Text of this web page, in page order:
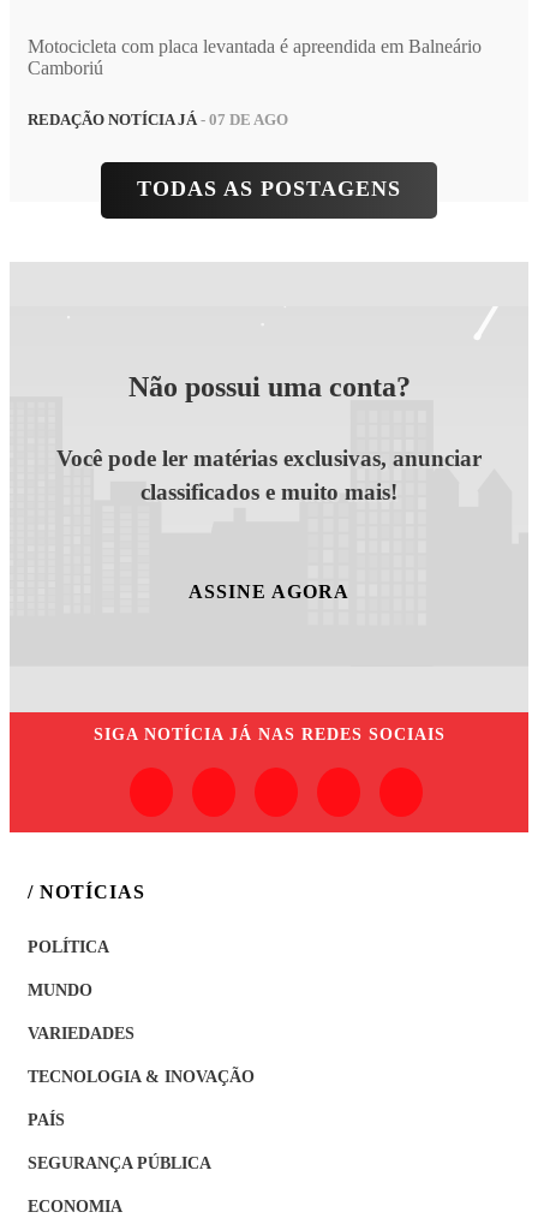
Motocicleta com placa levantada é apreendida em Balneário
Camboriú
REDAÇÃO NOTÍCIA JÁ - 07 DE AGO
TODAS AS POSTAGENS
Não possui uma conta?
Você pode ler matérias exclusivas, anunciar
classificados e muito mais!
ASSINE AGORA
SIGA NOTÍCIA JÁ NAS REDES SOCIAIS
/ NOTÍCIAS
POLÍTICA
MUNDO
VARIEDADES
TECNOLOGIA & INOVAÇÃO
PAÍS
SEGURANÇA PÚBLICA
ECONOMIA